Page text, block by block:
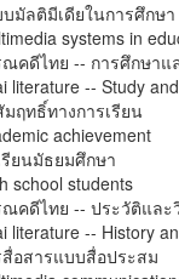
บมัลติมีเดียในการศึกษา
systems in
ณคดีไทย -- การศึกษา
literature -- Study
ฤทธิ์ทางการเรียน
achievement
ยนมัธยมศึกษา
school students
ณคดีไทย -- ประวัติแล
literature -- History
สื่อสารแบบสื่อประสม